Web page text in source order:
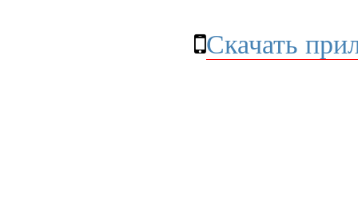
Скачать